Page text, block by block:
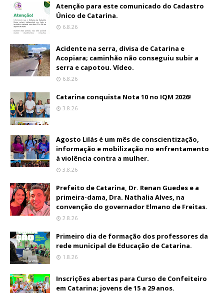
Atenção para este comunicado do Cadastro
Único de Catarina.
6.8.26
Acidente na serra, divisa de Catarina e
Acopiara; caminhão não conseguiu subir a
serra e capotou. Vídeo.
6.8.26
Catarina conquista Nota 10 no IQM 2026!
3.8.26
Agosto Lilás é um mês de conscientização,
informação e mobilização no enfrentamento
à violência contra a mulher.
3.8.26
Prefeito de Catarina, Dr. Renan Guedes e a
primeira-dama, Dra. Nathalia Alves, na
convenção do governador Elmano de Freitas.
2.8.26
Primeiro dia de formação dos professores da
rede municipal de Educação de Catarina.
1.8.26
Inscrições abertas para Curso de Confeiteiro
em Catarina; jovens de 15 a 29 anos.